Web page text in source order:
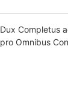
Dux Completus
pro Omnibus